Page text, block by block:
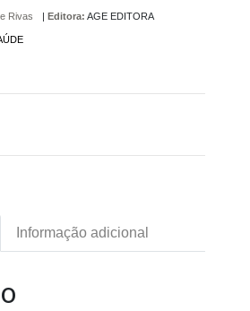
Rivas | Editora: AGE EDITORA
Informação adicional